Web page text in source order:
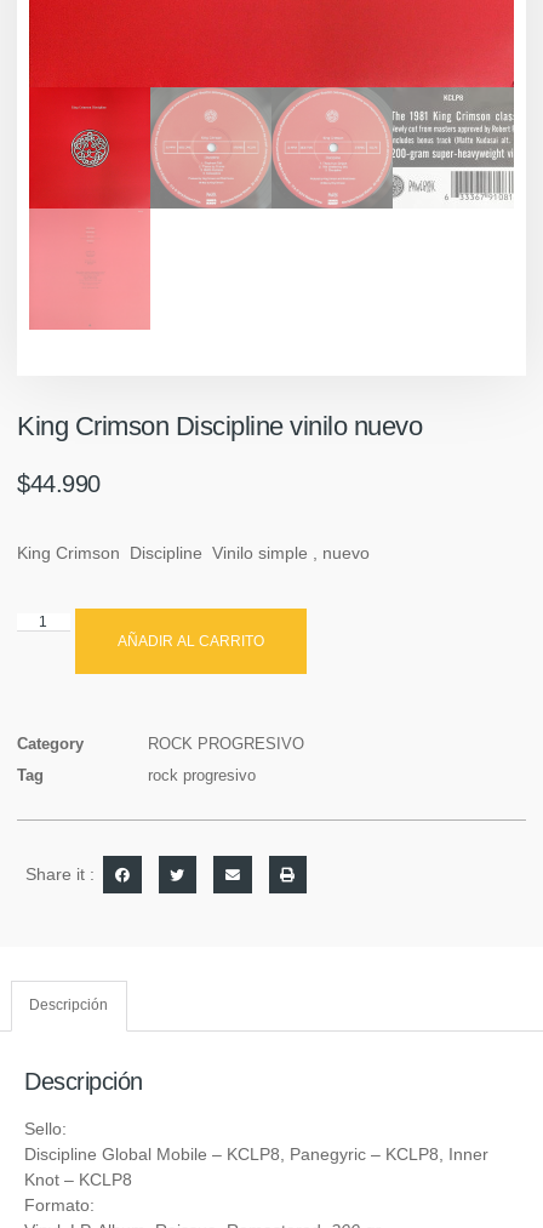
King Crimson Discipline vinilo nuevo
$44.990
King Crimson Discipline Vinilo simple , nuevo
AÑADIR AL CARRITO
Category
ROCK PROGRESIVO
Tag
rock progresivo
Share it :
Descripción
Descripción
Sello:
Discipline Global Mobile ‎– KCLP8, Panegyric ‎– KCLP8, Inner
Knot ‎– KCLP8
Formato: